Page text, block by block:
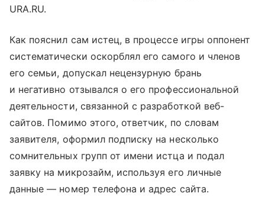
URA.RU.
Как пояснил сам истец, в процессе игры оппонент
систематически оскорблял его самого и членов
его семьи, допускал нецензурную брань
и негативно отзывался о его профессиональной
деятельности, связанной с разработкой веб-
сайтов. Помимо этого, ответчик, по словам
заявителя, оформил подписку на несколько
сомнительных групп от имени истца и подал
заявку на микрозайм, используя его личные
данные — номер телефона и адрес сайта.